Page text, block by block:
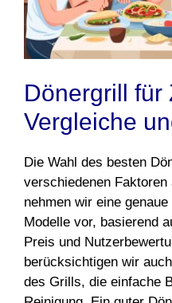
Dönergrill für
Vergleiche
Die Wahl des besten
verschiedenen
nehmen wir eine
Modelle vor, basierend
Preis und
berücksichtigen wir
des Grills, die einfache